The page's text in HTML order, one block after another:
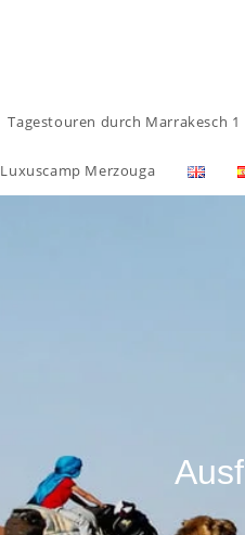
Tagestouren durch Marrakesch 1
Luxuscamp Merzouga